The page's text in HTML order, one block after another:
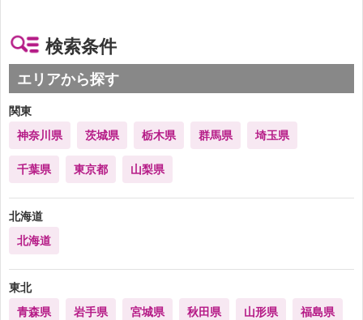
検索条件
エリアから探す
関東
神奈川県
茨城県 栃木県 群馬県 埼玉県
千葉県 東京都 山梨県
北海道
北海道
東北
青森県
岩手県 宮城県 秋田県 山形県 福島県